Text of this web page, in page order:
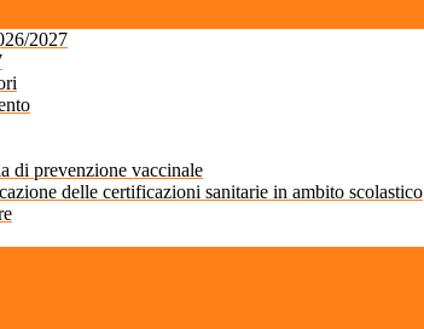
2027
di prevenzione vaccinale
delle certificazioni sanitarie in ambito scolastico